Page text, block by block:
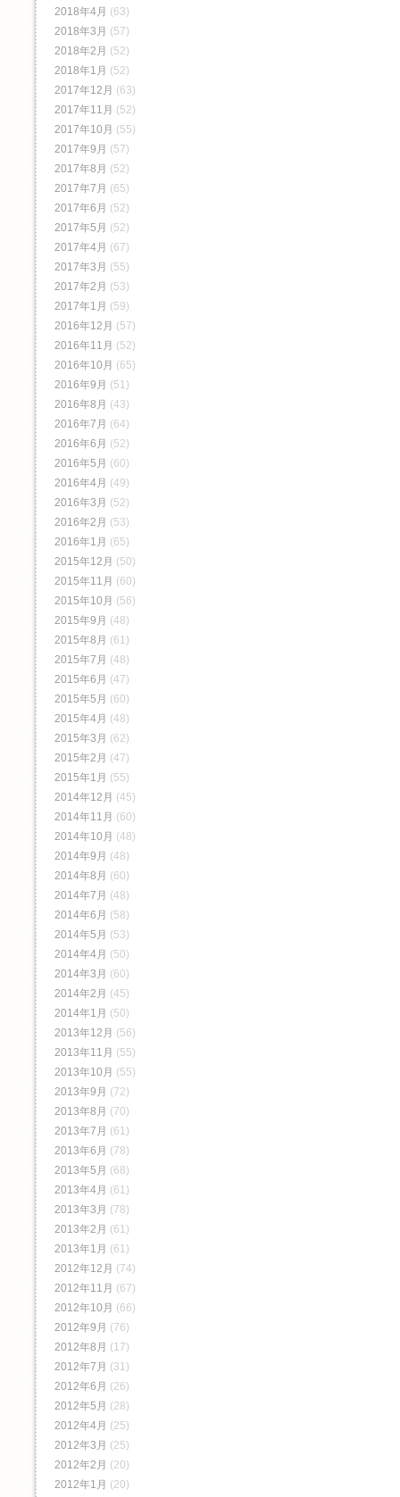
2018年4月 (63)
2018年3月 (57)
2018年2月 (52)
2018年1月 (52)
2017年12月 (63)
2017年11月 (52)
2017年10月 (55)
2017年9月 (57)
2017年8月 (52)
2017年7月 (65)
2017年6月 (52)
2017年5月 (52)
2017年4月 (67)
2017年3月 (55)
2017年2月 (53)
2017年1月 (59)
2016年12月 (57)
2016年11月 (52)
2016年10月 (65)
2016年9月 (51)
2016年8月 (43)
2016年7月 (64)
2016年6月 (52)
2016年5月 (60)
2016年4月 (49)
2016年3月 (52)
2016年2月 (53)
2016年1月 (65)
2015年12月 (50)
2015年11月 (60)
2015年10月 (56)
2015年9月 (48)
2015年8月 (61)
2015年7月 (48)
2015年6月 (47)
2015年5月 (60)
2015年4月 (48)
2015年3月 (62)
2015年2月 (47)
2015年1月 (55)
2014年12月 (45)
2014年11月 (60)
2014年10月 (48)
2014年9月 (48)
2014年8月 (60)
2014年7月 (48)
2014年6月 (58)
2014年5月 (53)
2014年4月 (50)
2014年3月 (60)
2014年2月 (45)
2014年1月 (50)
2013年12月 (56)
2013年11月 (55)
2013年10月 (55)
2013年9月 (72)
2013年8月 (70)
2013年7月 (61)
2013年6月 (78)
2013年5月 (68)
2013年4月 (61)
2013年3月 (78)
2013年2月 (61)
2013年1月 (61)
2012年12月 (74)
2012年11月 (67)
2012年10月 (66)
2012年9月 (76)
2012年8月 (17)
2012年7月 (31)
2012年6月 (26)
2012年5月 (28)
2012年4月 (25)
2012年3月 (25)
2012年2月 (20)
2012年1月 (20)